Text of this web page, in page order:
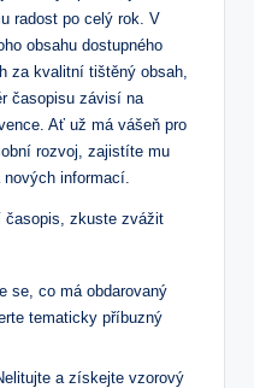
radost po celý rok. V
obsahu dostupného
za kvalitní tištěný obsah,
časopisu závisí na
Ať už má vášeň pro
rozvoj, zajistíte mu
informací.
časopis, zkuste zvážit
se, co má obdarovaný
tematicky příbuzný
a získejte vzorový